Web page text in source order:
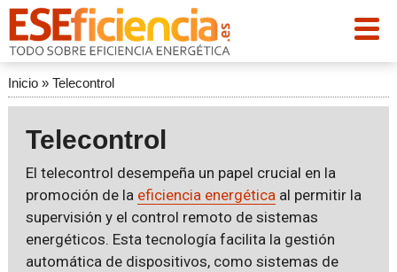
Inicio» Telecontrol
Telecontrol
El telecontrol desempeña un papel crucial en la
promoción de la eficiencia energéticaal permitir la
supervisión y el control remoto de sistemas
energéticos. Esta tecnología facilita la gestión
automática de dispositivos, como sistemas de